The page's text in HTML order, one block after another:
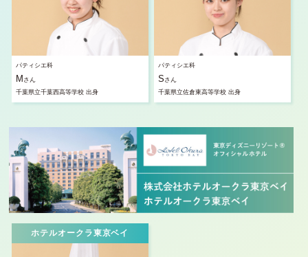
パティシエ科
M さん
千葉県立千葉西高等学校 出身
パティシエ科
S さん
千葉県立佐倉東高等学校 出身
ホテルオークラ東京ベイ